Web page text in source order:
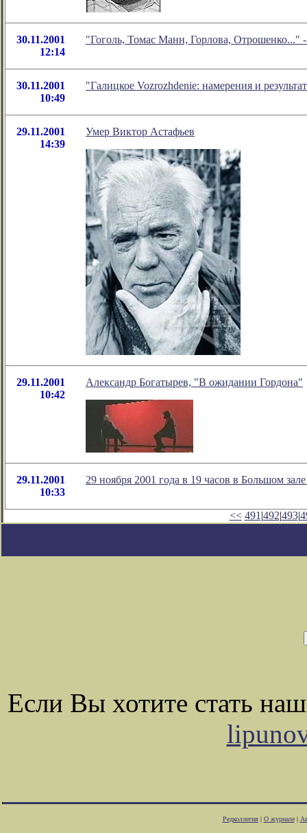
30.11.2001
12:14
"Гоголь, Томас Манн, Горлова,
30.11.2001
10:49
"Галицкое Vozrozhdenie: намерения и
29.11.2001
14:39
Умер Виктор Астафьев
29.11.2001
10:42
Александр Богатырев, "В ожидании Гордона"
29.11.2001
10:33
29 ноября 2001 года в 19 часов в Большом
<< 491 |492|493|
Если Вы хотите стать
Редколлегия| О журнале|